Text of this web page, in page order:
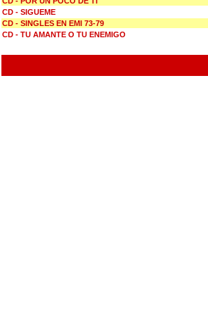
CD - SIGUEME
CD - SINGLES EN EMI 73-79
CD - TU AMANTE O TU ENEMIGO